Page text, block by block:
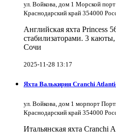
ул. Войкова, дом 1 Морской
Краснодарский край 354000
Английская яхта Princess
стабилизаторами. 3
Сочи
2025-11-28 13:17
Яхта Валькирия Cranchi
ул. Войкова, дом 1 морпорт
Краснодарский край 354000
Итальянская яхта Cranchi